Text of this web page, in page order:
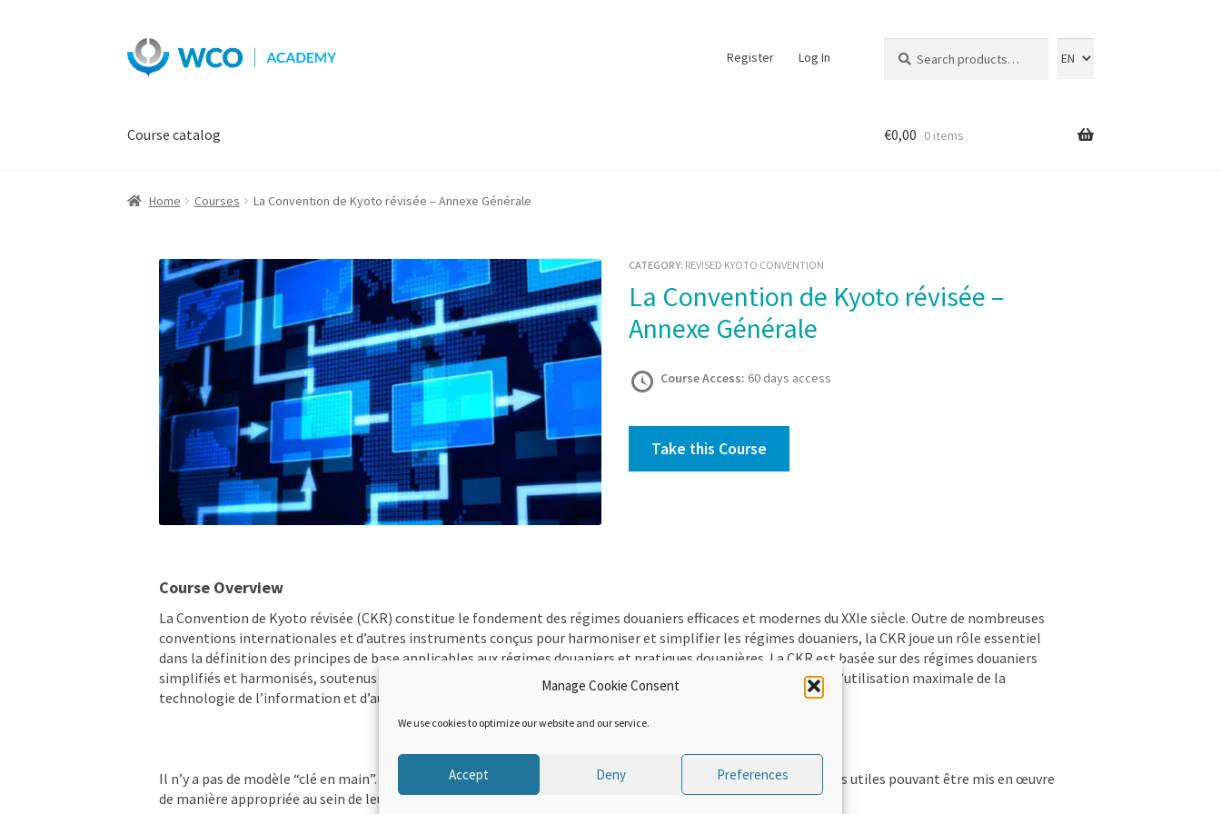
Manage Cookie Consent
We use cookies to optimize our website and our service.
Accept Deny Preferences
Skip
to
Skip
to
Register Log In
for:
Course catalog €0,00 0 items
Home Courses La Convention de Kyoto révisée – Annexe Générale
CATEGORY: REVISED KYOTO CONVENTION
La Convention de Kyoto révisée –
Annexe Générale
Course Access: 60 days access
Take this Course
Course Overview
La Convention de Kyoto révisée (CKR) constitue le fondement des régimes douaniers efficaces et modernes du XXIe siècle. Outre de nombreuses
conventions internationales et d’autres instruments conçus pour harmoniser et simplifier les régimes douaniers, la CKR joue un rôle essentiel
dans la définition des principes de base applicables aux régimes douaniers et pratiques douanières. La CKR est basée sur des régimes douaniers
simplifiés et harmonisés, soutenus par la prévisibilité, la transparence, le partenariat, la gestion des risques, l’utilisation maximale de la
technologie de l’information et d’autres techniques douanières modernes.
Il n’y a pas de modèle “clé en main”. Ce cours d’apprentissage en ligne vous permettra de découvrir des concepts utiles pouvant être mis en œuvre
de manière appropriée au sein de leur organisation.